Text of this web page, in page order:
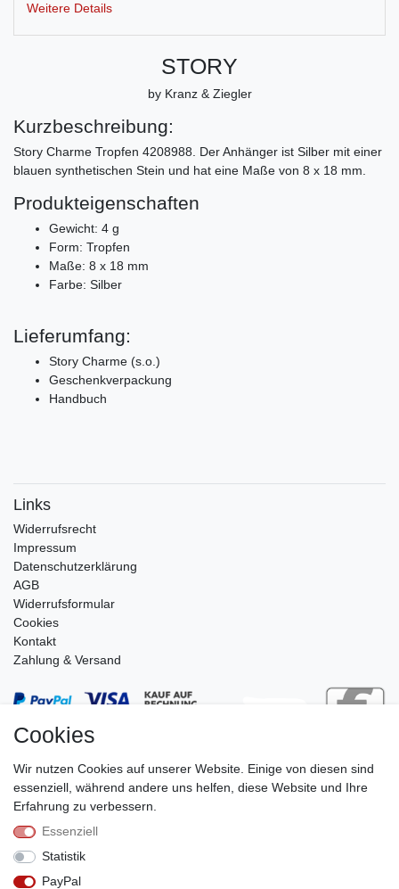
Weitere Details
STORY
by Kranz & Ziegler
Kurzbeschreibung:
Story Charme Tropfen 4208988. Der Anhänger ist Silber mit einer
blauen synthetischen Stein und hat eine Maße von 8 x 18 mm.
Produkteigenschaften
Gewicht: 4 g
Form: Tropfen
Maße: 8 x 18 mm
Farbe: Silber
Lieferumfang:
Story Charme (s.o.)
Geschenkverpackung
Handbuch
Links
Widerrufs­recht
Impressum
Daten­schutz­erklärung
AGB
Widerrufsformular
Cookies
Kontakt
Zahlung & Versand
Stephan Roth GmbH
Cookies
Wir nutzen Cookies auf unserer Website. Einige von diesen sind
essenziell, während andere uns helfen, diese Website und Ihre
Erfahrung zu verbessern.
Essenziell
Statistik
PayPal